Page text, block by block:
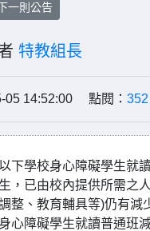
一則公告
特教組長
05 14:52:00 點閱： 352
下學校身心障礙學生就
，已由校內提供所需之
整、教育輔具等)仍有減
心障礙學生就讀普通班